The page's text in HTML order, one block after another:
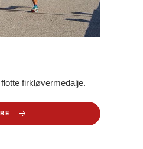
firkløvermedalje.